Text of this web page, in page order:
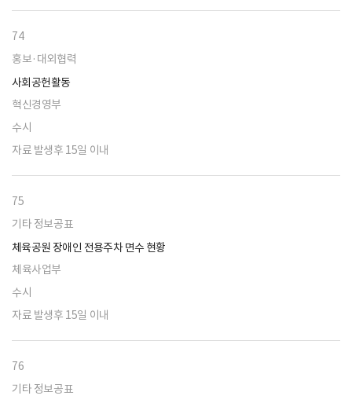
74
홍보·대외협력
사회공헌활동
혁신경영부
수시
자료 발생후 15일 이내
75
기타 정보공표
체육공원 장애인 전용주차 면수 현황
체육사업부
수시
자료 발생후 15일 이내
76
기타 정보공표